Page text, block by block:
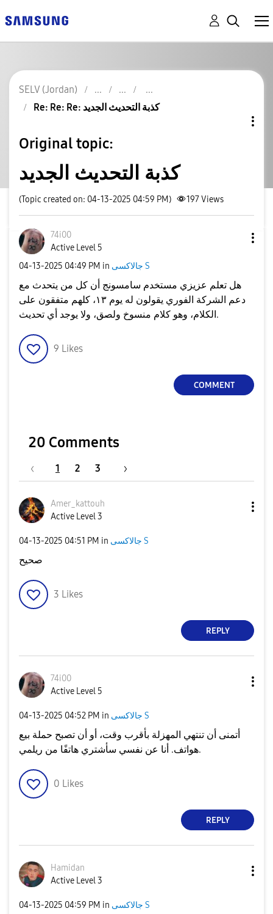
SELV (Jordan)
Re: Re: Re: كذبة التحديث الجديد
Original topic:
كذبة التحديث الجديد
(Topic created on: 04-13-2025 04:59 PM) 197Views
74i00
Active Level 5
‎04-13-2025 04:49 PM in جالاكسى S
هل تعلم عزيزي مستخدم سامسونج أن كل من يتحدث مع
دعم الشركة الفوري يقولون له يوم ١٣، كلهم متفقون على
الكلام، وهو كلام منسوخ ولصق، ولا يوجد أي تحديث.
9 Likes
COMMENT
20 Comments
1 2 3
Amer_kattouh
Active Level 3
‎04-13-2025 04:51 PM in جالاكسى S
صحيح
3 Likes
REPLY
74i00
Active Level 5
‎04-13-2025 04:52 PM in جالاكسى S
أتمنى أن تنتهي المهزلة بأقرب وقت، أو أن تصبح حملة بيع
هواتف. أنا عن نفسي سأشتري هاتفًا من ريلمي.
0 Likes
REPLY
Hamidan
Active Level 3
‎04-13-2025 04:59 PM in جالاكسى S